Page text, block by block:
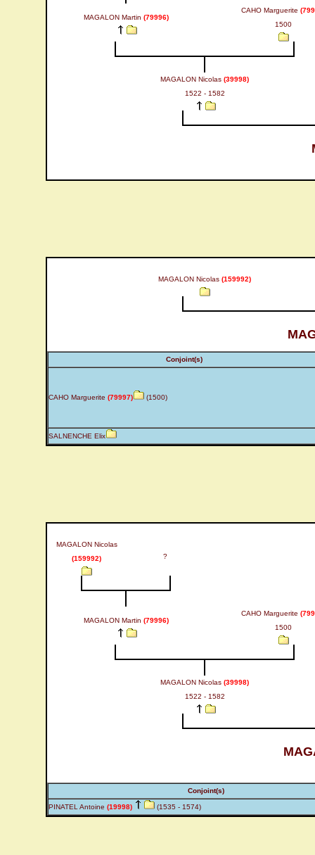
MAGALON Martin (79996)
CAHO Marguerite
1500
MAGALON Nicolas (39998)
1522 - 1582
MAGALON Nicolas (159992)
Conjoint(s)
CAHO Marguerite (79997) (1500)
SALNENCHE Elix
MAGALON Nicolas
(159992)
?
MAGALON Martin (79996)
CAHO Marguerite
1500
MAGALON Nicolas (39998)
1522 - 1582
Conjoint(s)
PINATEL Antoine (19998) (1535 - 1574)